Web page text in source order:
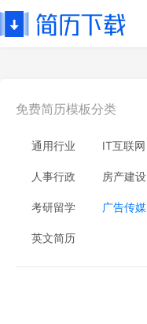
免费简历模板分类
通用行业 IT互联网
人事行政 房产建设
考研留学 广告传媒
英文简历